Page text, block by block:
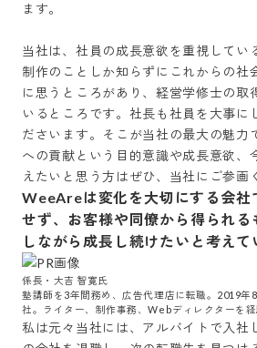
ます。
当社は、社員の成長意欲を重視してい
制作のことしか知らずにこれからの社
に思うところがあり、経営学修士の取
いるところです。社長も社員を大事に
ださいます。そこが当社の最大の魅力
への貢献という目的意識や成長意欲、
えたいと思う方はぜひ、当社にご参画
WeeAreは変化を大切にする会社
せず、お客様や同僚から得られる
しながら成長し続けたいと考えて
係長・大吉 智寛氏
塾講師を3年間務め、広告代理店に転職。2019
社。ライター、制作事務、Webディレクターを経
私は元々当社には、アルバイトで入社